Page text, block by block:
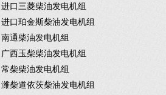
进口三菱柴油发电机组
进口珀金斯柴油发电机组
南通柴油发电机组
广西玉柴柴油发电机组
常柴柴油发电机组
潍柴道依茨柴油发电机组